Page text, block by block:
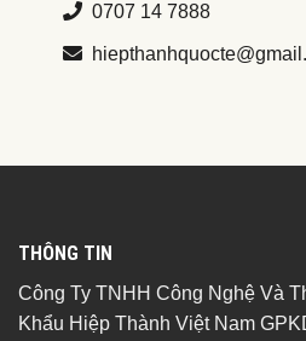
0707 14 7888
THÔNG TIN
Công Ty TNHH Công Nghệ Và
Khẩu Hiệp Thành Việt Nam